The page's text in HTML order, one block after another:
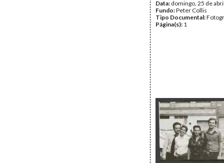
Data: domingo, 25 de
Fundo:Peter Collis
Tipo Documental:
Página(s): 1